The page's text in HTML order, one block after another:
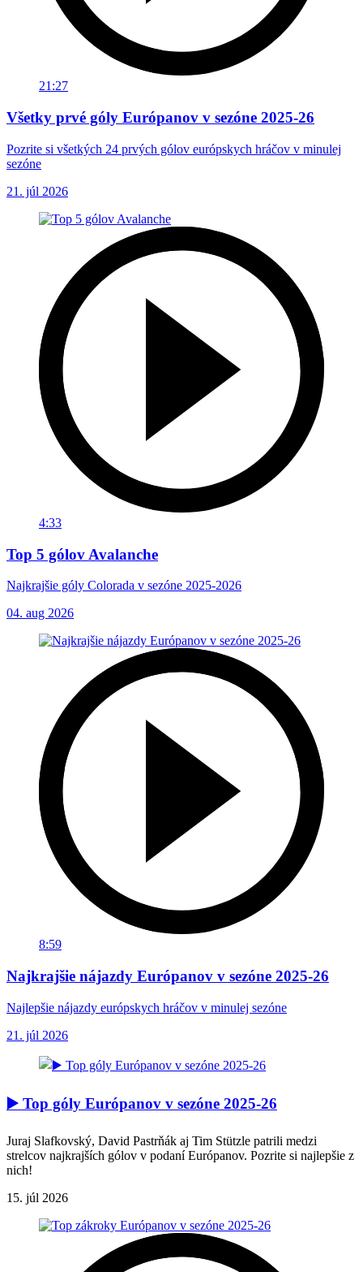
21:27
Všetky prvé góly Európanov v sezóne 2025-26
Pozrite si všetkých 24 prvých gólov európskych hráčov v minulej
sezóne
21. júl 2026
4:33
Top 5 gólov Avalanche
Najkrajšie góly Colorada v sezóne 2025-2026
04. aug 2026
8:59
Najkrajšie nájazdy Európanov v sezóne 2025-26
Najlepšie nájazdy európskych hráčov v minulej sezóne
21. júl 2026
▶️ Top góly Európanov v sezóne 2025-26
Juraj Slafkovský, David Pastrňák aj Tim Stützle patrili medzi
strelcov najkrajších gólov v podaní Európanov. Pozrite si najlepšie z
nich!
15. júl 2026